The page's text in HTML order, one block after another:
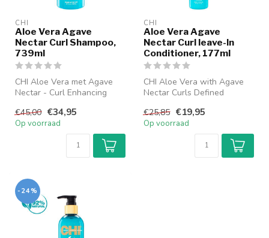
CHI
Aloe Vera Agave
Nectar Curl Shampoo,
739ml
CHI Aloe Vera met Agave
Nectar - Curl Enhancing
shampoo...
€45,00 €34,95
Op voorraad
CHI
Aloe Vera Agave
Nectar Curl leave-In
Conditioner, 177ml
CHI Aloe Vera with Agave
Nectar Curls Defined
verlevendig...
€25,85 €19,95
Op voorraad
-24%